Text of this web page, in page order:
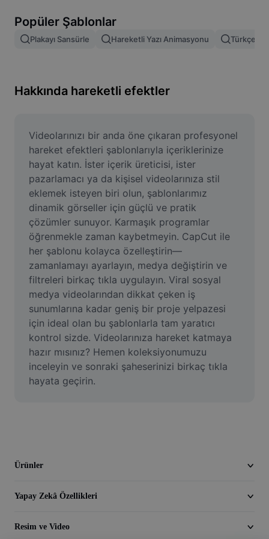
Resim birleştirme
Resmi Yeniden Boyutlandırma
Mizah Görseli Oluşturucu
AI Text Remover
AI People Remover
AI Inpainting
Face Cutout
Video
Video arka planını kaldırma
Kaliteyi artır
Video Düzenleyici
Videoyu Kesme
Popüler Şablonlar
Plakayı Sansürle Hareketli Yazı Animasyonu Türkçe
Hakkında hareketli efektler
Videolarınızı bir anda öne çıkaran profesyonel
hareket efektleri şablonlarıyla içeriklerinize
hayat katın. İster içerik üreticisi, ister
pazarlamacı ya da kişisel videolarınıza stil
eklemek isteyen biri olun, şablonlarımız
dinamik görseller için güçlü ve pratik
çözümler sunuyor. Karmaşık programlar
öğrenmekle zaman kaybetmeyin. CapCut ile
her şablonu kolayca özelleştirin—
zamanlamayı ayarlayın, medya değiştirin ve
filtreleri birkaç tıkla uygulayın. Viral sosyal
medya videolarından dikkat çeken iş
sunumlarına kadar geniş bir proje yelpazesi
için ideal olan bu şablonlarla tam yaratıcı
kontrol sizde. Videolarınıza hareket katmaya
hazır mısınız? Hemen koleksiyonumuzu
inceleyin ve sonraki şaheserinizi birkaç tıkla
hayata geçirin.
Ürünler
Yapay Zekâ Özellikleri
Resim ve Video